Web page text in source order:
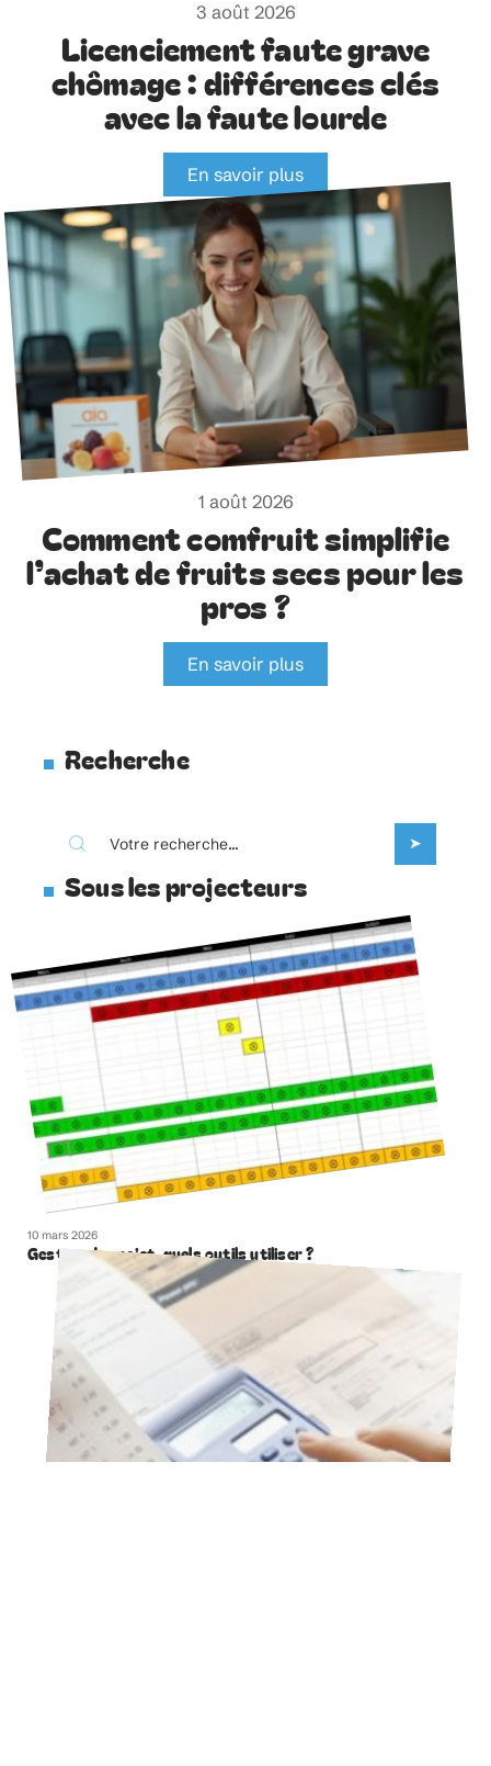
3 août 2026
Licenciement faute grave
chômage : différences clés
avec la faute lourde
En savoir plus
1 août 2026
Comment comfruit simplifie
l’achat de fruits secs pour les
pros ?
En savoir plus
Recherche
Sous les projecteurs
10 mars 2026
Gestion de projet, quels outils utiliser ?